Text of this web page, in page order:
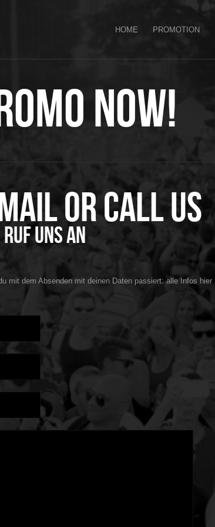
HOME PROMOTION
now!
or call us
uns an
mit dem Absenden mit deinen Daten passiert: alle Infos hier